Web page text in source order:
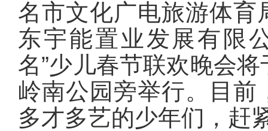
名市文化广电旅游体
东宇能置业发展有限
名”少儿春节联欢晚会
岭南公园旁举行。目
多才多艺的少年们，赶